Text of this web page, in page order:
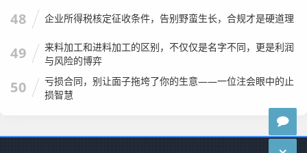
我的建议是：
私下查，不要当面查。这是基本的社交礼仪。
查到了问题，要委婉地确认。
量诉讼，不要直接质问“你们怎么这么多官司？”，你可
以说：“王总，最近行业环境不太好，听说咱们行业里有
些纠纷挺多的，咱们公司这块业务风险控制得怎么样
呀？”通过对话去验证你查到的信息，看看对方的反应是
坦诚还是遮掩。
48 企业所得税核定征收条件，告别野蛮生长，合规才是硬道理
49
来料加工和进料加工的区别，不仅仅是名字不同，更是利润
与风险的博弈
50
亏损合同，别让面子拖垮了你的生意——一位注会眼中的止
损智慧